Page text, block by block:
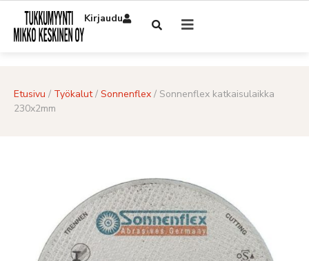
Kirjaudu
Etusivu / Työkalut/ Sonnenflex / Sonnenflex katkaisulaikka
230x2mm